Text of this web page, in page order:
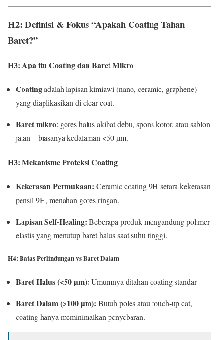
H2: Definisi & Fokus “Apakah Coating Tahan
Baret?”
H3: Apa itu Coating dan Baret Mikro
Coatingadalah lapisan kimiawi (nano, ceramic, graphene)
yang diaplikasikan di clear coat.
Baret mikro: gores halus akibat debu, spons kotor, atau sablon
jalan—biasanya kedalaman <50 µm.
H3: Mekanisme Proteksi Coating
Kekerasan Permukaan: Ceramic coating 9H setara kekerasan
pensil 9H, menahan gores ringan.
Lapisan Self-Healing: Beberapa produk mengandung polimer
elastis yang menutup baret halus saat suhu tinggi.
H4: Batas Perlindungan vs Baret Dalam
Baret Halus (<50 µm): Umumnya ditahan coating standar.
Baret Dalam (>100 µm): Butuh poles atau touch-up cat,
coating hanya meminimalkan penyebaran.